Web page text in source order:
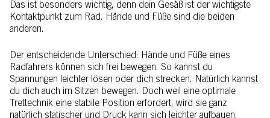
Das ist besonders wichtig, denn dein Gesäß ist der wichtigste
Kontaktpunkt zum Rad. Hände und Füße sind die beiden
anderen.
Der entscheidende Unterschied: Hände und Füße eines
Radfahrers können sich frei bewegen. So kannst du
Spannungen leichter lösen oder dich strecken. Natürlich kannst
du dich auch im Sitzen bewegen. Doch weil eine optimale
Trettechnik eine stabile Position erfordert, wird sie ganz
natürlich statischer und Druck kann sich leichter aufbauen.